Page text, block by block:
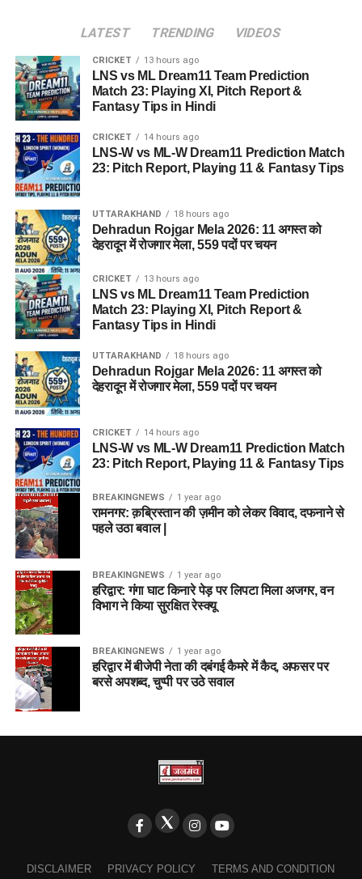
LATEST TRENDING VIDEOS
CRICKET 13 hours ago
LNS vs ML Dream11 Team Prediction
Match 23: Playing XI, Pitch Report &
Fantasy Tips in Hindi
CRICKET 14 hours ago
LNS-W vs ML-W Dream11 Prediction Match
23: Pitch Report, Playing 11 & Fantasy Tips
UTTARAKHAND 18 hours ago
Dehradun Rojgar Mela 2026: 11 अगस्त को
देहरादून में रोजगार मेला, 559 पदों पर चयन
CRICKET 13 hours ago
LNS vs ML Dream11 Team Prediction
Match 23: Playing XI, Pitch Report &
Fantasy Tips in Hindi
UTTARAKHAND 18 hours ago
Dehradun Rojgar Mela 2026: 11 अगस्त को
देहरादून में रोजगार मेला, 559 पदों पर चयन
CRICKET 14 hours ago
LNS-W vs ML-W Dream11 Prediction Match
23: Pitch Report, Playing 11 & Fantasy Tips
BREAKINGNEWS 1 year ago
रामनगर: क़ब्रिस्तान की ज़मीन को लेकर विवाद, दफनाने से
पहले उठा बवाल |
BREAKINGNEWS 1 year ago
हरिद्वार: गंगा घाट किनारे पेड़ पर लिपटा मिला अजगर, वन
विभाग ने किया सुरक्षित रेस्क्यू
BREAKINGNEWS 1 year ago
हरिद्वार में बीजेपी नेता की दबंगई कैमरे में कैद, अफसर पर
बरसे अपशब्द, चुप्पी पर उठे सवाल
DISCLAIMER PRIVACY POLICY TERMS AND CONDITION